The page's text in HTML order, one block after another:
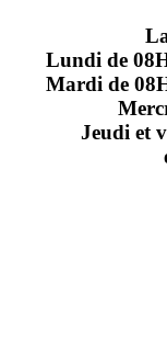
Lundi de
Mardi de
Jeudi et